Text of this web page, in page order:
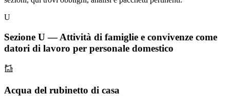
U
Sezione U—Attività di famiglie e convivenze come
datori di lavoro per personale domestico
Acqua del rubinetto di casa